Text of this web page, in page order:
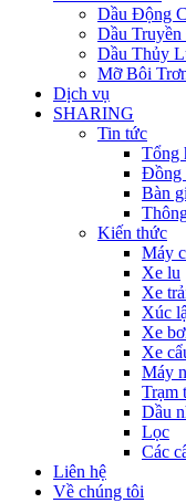
Dầu Động
Dầu
Dầu Thủy
Mỡ Bôi
Dịch vụ
SHARING
Tin tức
Tổng
Đồng
Bàn
Kiến thức
Máy
Xe lu
Xe
Xúc
Xe
Xe
Máy
Trạm
Dầu
Lọc
Các
Liên hệ
Về chúng tôi